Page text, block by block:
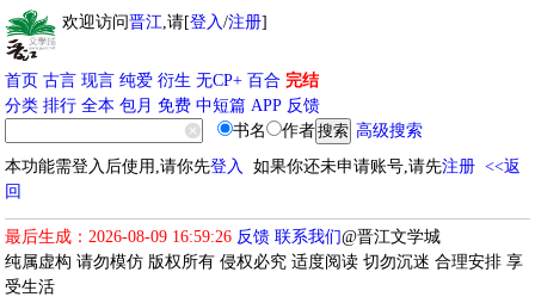
欢迎访问晋江,请[登入/注册]
首页 古言 现言 纯爱 衍生 无CP+ 百合 完结
分类 排行 全本 包月 免费 中短篇 APP 反馈
书名
作者
高级搜索
本功能需登入后使用,请你先登入 如果你还未申请账号,请先注册 <<返
回
最后生成：2026-08-09 16:59:26 反馈 联系我们@晋江文学城
纯属虚构 请勿模仿 版权所有 侵权必究 适度阅读 切勿沉迷 合理安排 享
受生活